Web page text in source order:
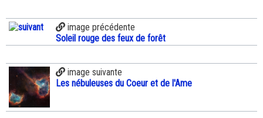
image précédente
Soleil rouge des feux de forêt
image suivante
Les nébuleuses du Coeur et de l'Ame